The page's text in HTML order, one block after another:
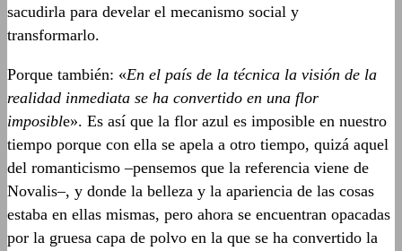
sacudirla para develar el mecanismo social y
transformarlo.
Porque también: «En el país de la técnica la visión de la
realidad inmediata se ha convertido en una flor
imposible». Es así que la flor azul es imposible en nuestro
tiempo porque con ella se apela a otro tiempo, quizá aquel
del romanticismo –pensemos que la referencia viene de
Novalis–, y donde la belleza y la apariencia de las cosas
estaba en ellas mismas, pero ahora se encuentran opacadas
por la gruesa capa de polvo en la que se ha convertido la